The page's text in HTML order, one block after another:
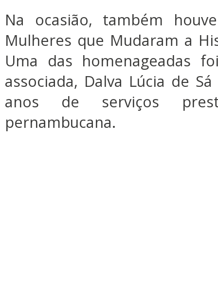
Na ocasião, também
Mulheres que Mudaram a
Uma das homenageadas
associada, Dalva Lúcia de
anos de serviços
pernambucana.